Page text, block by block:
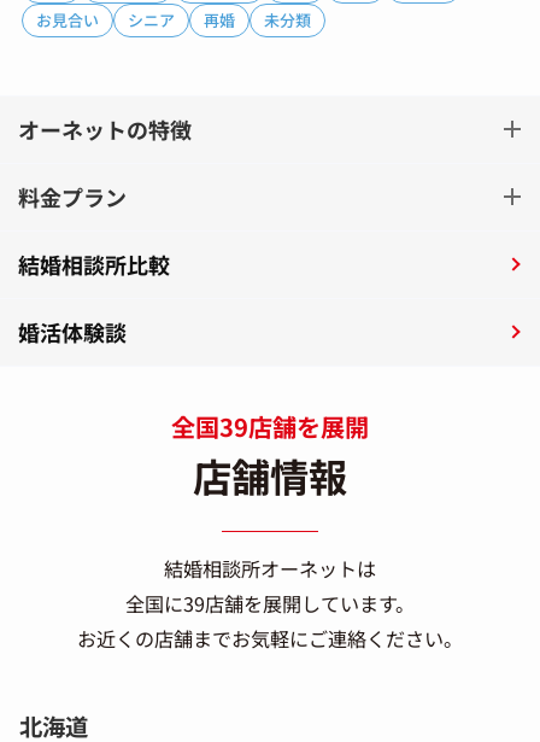
お見合い
シニア 再婚 未分類
オーネットの特徴
料金プラン
結婚相談所比較
婚活体験談
全国39店舗を展開
店舗情報
結婚相談所オーネットは
全国に39店舗を展開しています。
お近くの店舗までお気軽にご連絡ください。
北海道